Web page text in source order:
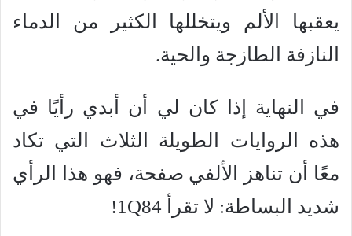
يعقبها الألم ويتخللها الكثير من الدماء
النازفة الطازجة والحية.
في النهاية إذا كان لي أن أبدي رأيًا في
هذه الروايات الطويلة الثلاث التي تكاد
معًا أن تناهز الألفي صفحة، فهو هذا الرأي
شديد البساطة: لا تقرأ 1Q84!